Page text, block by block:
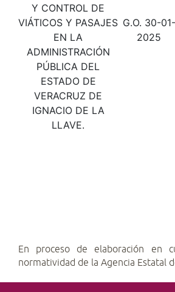
Y CONTROL DE
VIÁTICOS Y PASAJES
EN LA
ADMINISTRACIÓN
PÚBLICA DEL
ESTADO DE
VERACRUZ DE
IGNACIO DE LA
LLAVE.
G.O. 30-01-
2025
En proceso de elaboración en
normatividad de la Agencia Estatal